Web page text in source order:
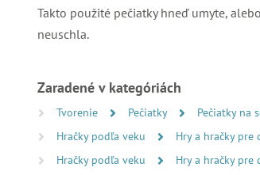
Takto použité pečiatky hneď umyte,
neuschla.
Zaradené v kategóriách
Tvorenie Pečiatky
Pečiatky na
Hračky podľa veku
Hry a hračky
Hračky podľa veku
Hry a hračky